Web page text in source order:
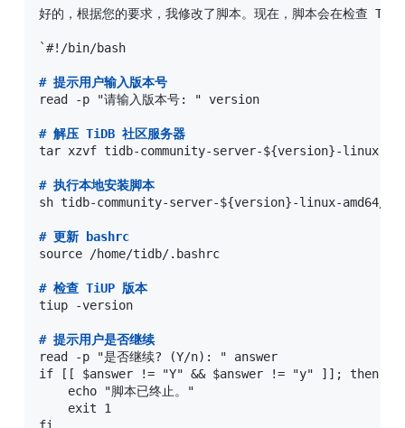
好的，根据您的要求，我修改了脚本。现在，脚本会在检查
`#!/bin/bash
# 提示用户输入版本号
read -p "请输入版本号: " version
# 解压 TiDB 社区服务器
tar xzvf tidb-community-server-${version}-linux-
# 执行本地安装脚本
sh tidb-community-server-${version}-linux-amd64/
# 更新 bashrc
source /home/tidb/.bashrc
# 检查 TiUP 版本
tiup -version
# 提示用户是否继续
read -p "是否继续? (Y/n): " answer
if [[ $answer != "Y" && $answer != "y" ]]; then
    echo "脚本已终止。"
    exit 1